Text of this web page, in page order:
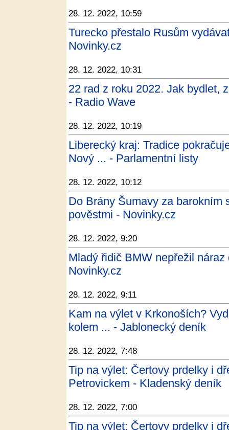
28. 12. 2022, 10:59
Turecko přestalo Rusům
Novinky.cz
28. 12. 2022, 10:31
22 rad z roku 2022. Jak bydlet,
- Radio Wave
28. 12. 2022, 10:19
Liberecký kraj: Tradice
Nový ... - Parlamentní listy
28. 12. 2022, 10:12
Do Brány Šumavy za barokním
pověstmi - Novinky.cz
28. 12. 2022, 9:20
Mladý řidič BMW nepřežil
Novinky.cz
28. 12. 2022, 9:11
Kam na výlet v Krkonoších?
kolem ... - Jablonecký deník
28. 12. 2022, 7:48
Tip na výlet: Čertovy prdelky i
Petrovickem - Kladenský deník
28. 12. 2022, 7:00
Tip na výlet: Čertovy prdelky i